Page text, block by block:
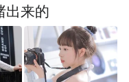
出来的